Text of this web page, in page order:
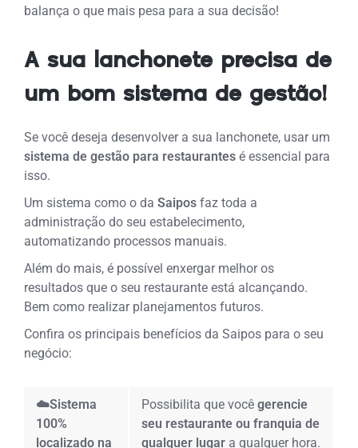
balança o que mais pesa para a sua decisão!
A sua lanchonete precisa de
um bom sistema de gestão!
Se você deseja desenvolver a sua lanchonete, usar um
sistema de gestão para restaurantes é essencial para
isso.
Um sistema como o daSaipos faz toda a
administração do seu estabelecimento,
automatizando processos manuais.
Além do mais, é possível enxergar melhor os
resultados que o seu restaurante está alcançando.
Bem como realizar planejamentos futuros.
Confira os principais benefícios da Saipos para o seu
negócio:
☁️Sistema
100%
localizado na
Possibilita que vocêgerencie
seu restaurante ou franquia de
qualquer lugar a qualquer hora.